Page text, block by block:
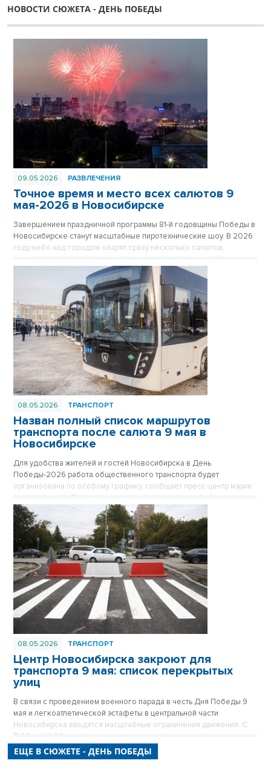
НОВОСТИ СЮЖЕТА - ДЕНЬ ПОБЕДЫ
09.05.2026 РАЗВЛЕЧЕНИЯ
Точное время и место всех салютов 9
мая-2026 в Новосибирске
Завершением праздничной программы 81-й годовщины Победы в
Новосибирске станут масштабные пиротехнические шоу. В 2026
году небо над городом озарят сразу несколько салютов,
мегаполиса, чтобы жители могли встретить праздник рядом с
08.05.2026 ТРАНСПОРТ
Назван полный список маршрутов
транспорта после салюта 9 мая в
Новосибирске
Для удобства жителей и гостей Новосибирска в День
Победы-2026 работа общественного транспорта будет
организована по особому графику, сообщает пресс-центр мэрии
Новосибирска. После завершения праздничного фейерверка в
22.00 в ключевых точках города будут сформированы колонны
автобусов, троллейбусов и трамваев, которые развезут
пассажиров в отдаленные микрорайоны. Отправление транспорта
будет осуществляться по мере наполняемости салонов.
08.05.2026 ТРАНСПОРТ
Центр Новосибирска закроют для
транспорта 9 мая: список перекрытых
улиц
В связи с проведением военного парада в честь Дня Победы 9
мая и легкоатлетической эстафеты в центральной части
Новосибирска вводятся масштабные ограничения движения. С
7:00 до 14:00 десятки улиц станут пешеходными, а стоянка
транспорта на них будет полностью запрещена. Городские власти
просят автомобилистов заранее планировать маршруты и
ЕЩЕ В СЮЖЕТЕ - ДЕНЬ ПОБЕДЫ